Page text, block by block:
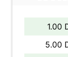
1.00
5.00